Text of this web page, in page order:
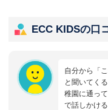
ECC KIDSの口
自分から「
と聞いてく
稚園に通っ
で話しかけ